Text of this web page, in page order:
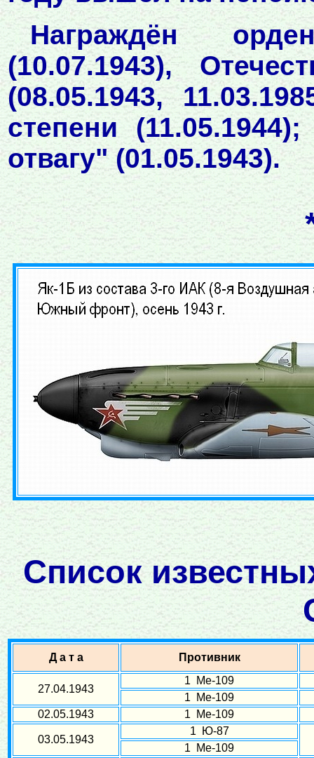
Награждён
(10.07.1943),
(08.05.1943,
степени
отвагу" (01.05.1943).
Список
Д а т а Противник
27.04.1943
1 Ме-109
1 Ме-109
02.05.1943
1 Ме-109
03.05.1943
1 Ю-87
1 Ме-109